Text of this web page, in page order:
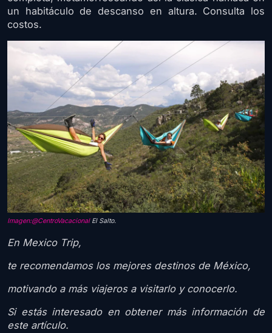
un habitáculo de descanso en altura. Consulta los
costos.
Imagen:@CentroVacacionalEl Salto.
En Mexico Trip,
te recomendamos los mejores destinos de México,
motivando a más viajeros a visitarlo y conocerlo.
Si estás interesado en obtener más información de
este artículo.